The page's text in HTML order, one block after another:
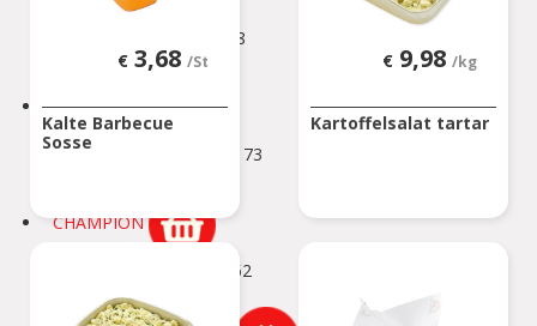
Geraardsbergsestraat 18
BUIZINGEN
Alsembergsesteenweg 173
CHAMPION
Chaussée de Louvain 562
CHAMPION
€ 3,68 /St
Kalte Barbecue
Sosse
€ 9,98 /kg
Kartoffelsalat tartar